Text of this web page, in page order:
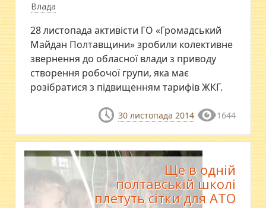
Влада
28 листопада активісти ГО «Громадський
Майдан Полтавщини» зробили колективне
звернення до обласної влади з приводу
створення робочої групи, яка має
розібратися з підвищенням тарифів ЖКГ.
30 листопада 2014 1644
Ще в одній
полтавській школі
плетуть сітки для АТО